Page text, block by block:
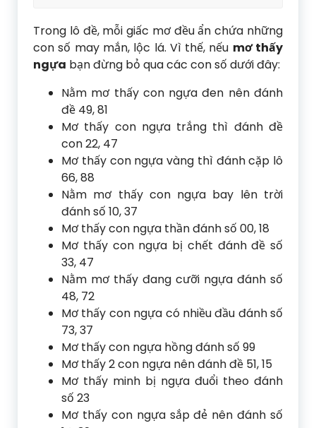
Trong lô đề, mỗi giấc mơ đều ẩn chứa những
con số may mắn, lộc lá. Vì thế, nếu mơ thấy
ngựa bạn đừng bỏ qua các con số dưới đây:
Nằm mơ thấy con ngựa đen nên đánh
đề 49, 81
Mơ thấy con ngựa trắng thì đánh đề
con 22, 47
Mơ thấy con ngựa vàng thì đánh cặp lô
66, 88
Nằm mơ thấy con ngựa bay lên trời
đánh số 10, 37
Mơ thấy con ngựa thần đánh số 00, 18
Mơ thấy con ngựa bị chết đánh đề số
33, 47
Nằm mơ thấy đang cưỡi ngựa đánh số
48, 72
Mơ thấy con ngựa có nhiều đầu đánh số
73, 37
Mơ thấy con ngựa hồng đánh số 99
Mơ thấy 2 con ngựa nên đánh đề 51, 15
Mơ thấy minh bị ngựa đuổi theo đánh
số 23
Mơ thấy con ngựa sắp đẻ nên đánh số